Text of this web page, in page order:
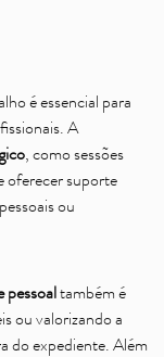
é essencial para
A
, como sessões
oferecer suporte
ou
pessoaltambém é
ou valorizando a
do expediente. Além